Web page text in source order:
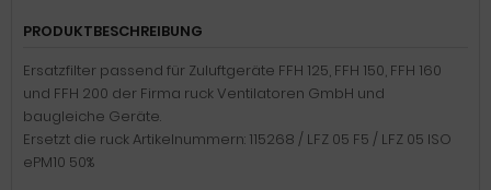
PRODUKTBESCHREIBUNG
Ersatzfilter passend für Zuluftgeräte FFH 125, FFH 150, FFH 160
und FFH 200 der Firma ruck Ventilatoren GmbH und
baugleiche Geräte.
Ersetzt die ruck Artikelnummern: 115268 / LFZ 05 F5 / LFZ 05 ISO
ePM10 50%